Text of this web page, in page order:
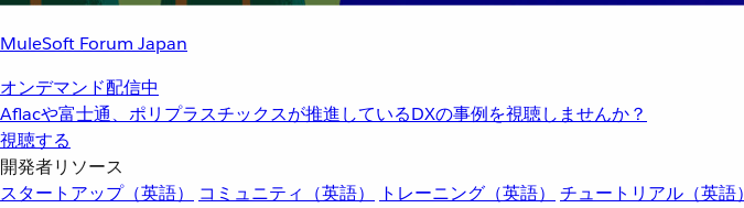
MuleSoft Forum Japan
オンデマンド配信中
Aflacや富士通、ポリプラスチックスが推進しているDXの事例を視聴しませんか？
視聴する
開発者リソース
スタートアップ（英語）
コミュニティ（英語） トレーニング（英語） チュートリアル（英語）